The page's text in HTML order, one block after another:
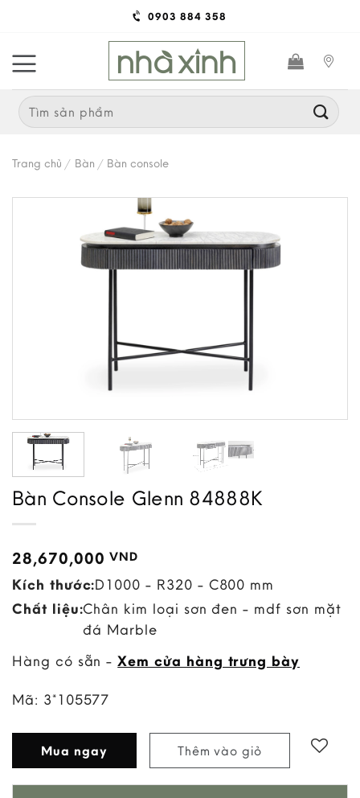
content
0903 884 358
Search
for:
Trang chủ / Bàn / Bàn console
Bàn Console Glenn 84888K
28,670,000VND
Kích thước:D1000 - R320 - C800 mm
Chất liệu:Chân kim loại sơn đen - mdf sơn mặt
đá Marble
Hàng có sẵn -Xem cửa hàng trưng bày
Mã: 3*105577
Mua ngay Thêm vào giỏ